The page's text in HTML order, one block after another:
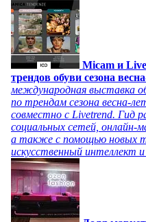
Micam и
трендов обуви сезона
международная выставка
по трендам сезона весна-
совместно с Livetrend. Гид
социальных сетей, онлайн-
а также с помощью новых
искусственный интеллект